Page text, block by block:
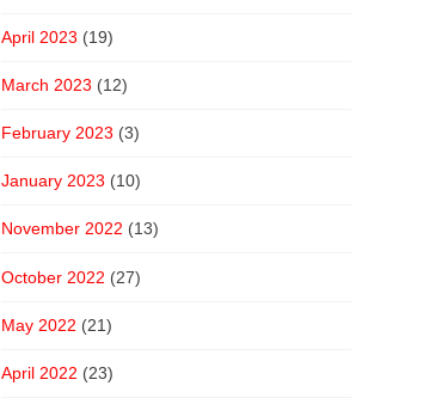
April 2023 (19)
March 2023 (12)
February 2023 (3)
January 2023 (10)
November 2022 (13)
October 2022 (27)
May 2022 (21)
April 2022 (23)